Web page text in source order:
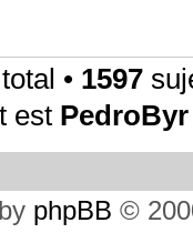
• 1597
est PedroByr
phpBB ©